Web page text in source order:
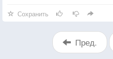
На незлопамятном диване
А я — слаба и свято верю
В твои безудержные губы
Сохранить
Пред.